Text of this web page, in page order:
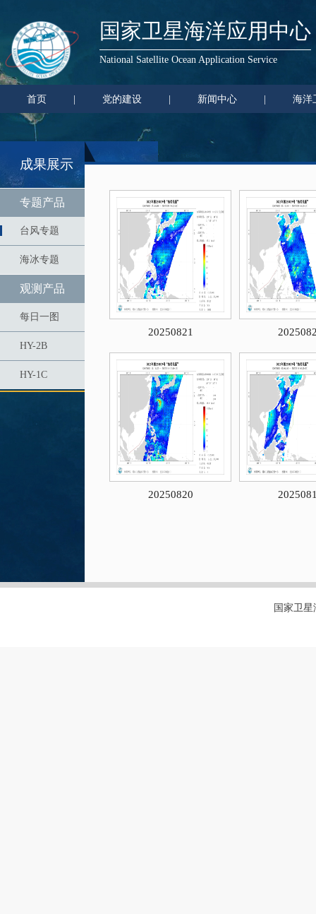
国家卫星海洋应用中心
National Satellite Ocean Application Service
首页 党的建设 新闻中心 海洋
成果展示
专题产品
台风专题
海冰专题
观测产品
每日一图
HY-2B
HY-1C
20250821
20250820
国家卫